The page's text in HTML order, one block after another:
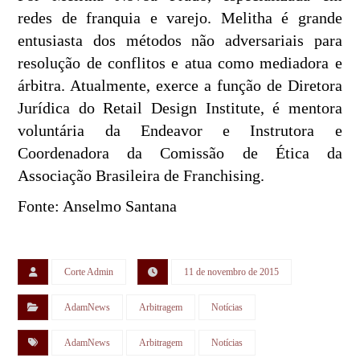
redes de franquia e varejo. Melitha é grande
entusiasta dos métodos não adversariais para
resolução de conflitos e atua como mediadora e
árbitra. Atualmente, exerce a função de Diretora
Jurídica do Retail Design Institute, é mentora
voluntária da Endeavor e Instrutora e
Coordenadora da Comissão de Ética da
Associação Brasileira de Franchising.
Fonte: Anselmo Santana
Corte Admin 11 de novembro de 2015
AdamNews Arbitragem Notícias
AdamNews Arbitragem Notícias